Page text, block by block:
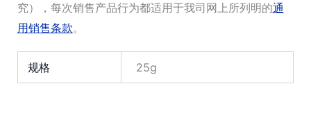
究），每次销售产品行为都适用于我司网上所列明的通
用销售条款。
规格 25g